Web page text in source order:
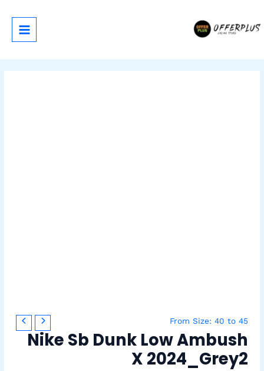
المحتوى
From Size: 40 to 45
Nike Sb Dunk Low Ambush
X 2024_Grey2